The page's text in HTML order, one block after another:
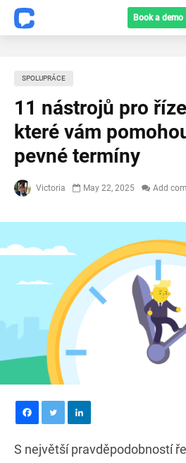
Book a demo
SPOLUPRÁCE
11 nástrojů pro
které vám
pevné termíny
Victoria May 22, 2025 Add
S největší pravděpodobností